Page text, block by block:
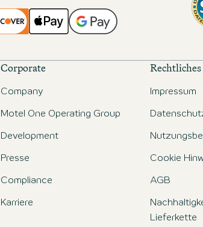
Corporate
Company
Motel One Operating Group
Development
Presse
Compliance
Karriere
Rechtliches
Impressum
Cookie
AGB
Lieferkette